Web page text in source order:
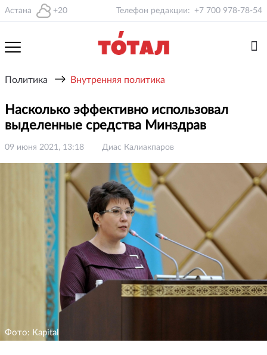
Астана +20 Телефон редакции: +7 700 978-78-54
Политика → Внутренняя политика
Насколько эффективно использовал
выделенные средства Минздрав
09 июня 2021, 13:18 Диас Калиакпаров
Фото: Kapital